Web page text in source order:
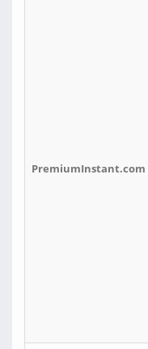
PremiumInstant.com